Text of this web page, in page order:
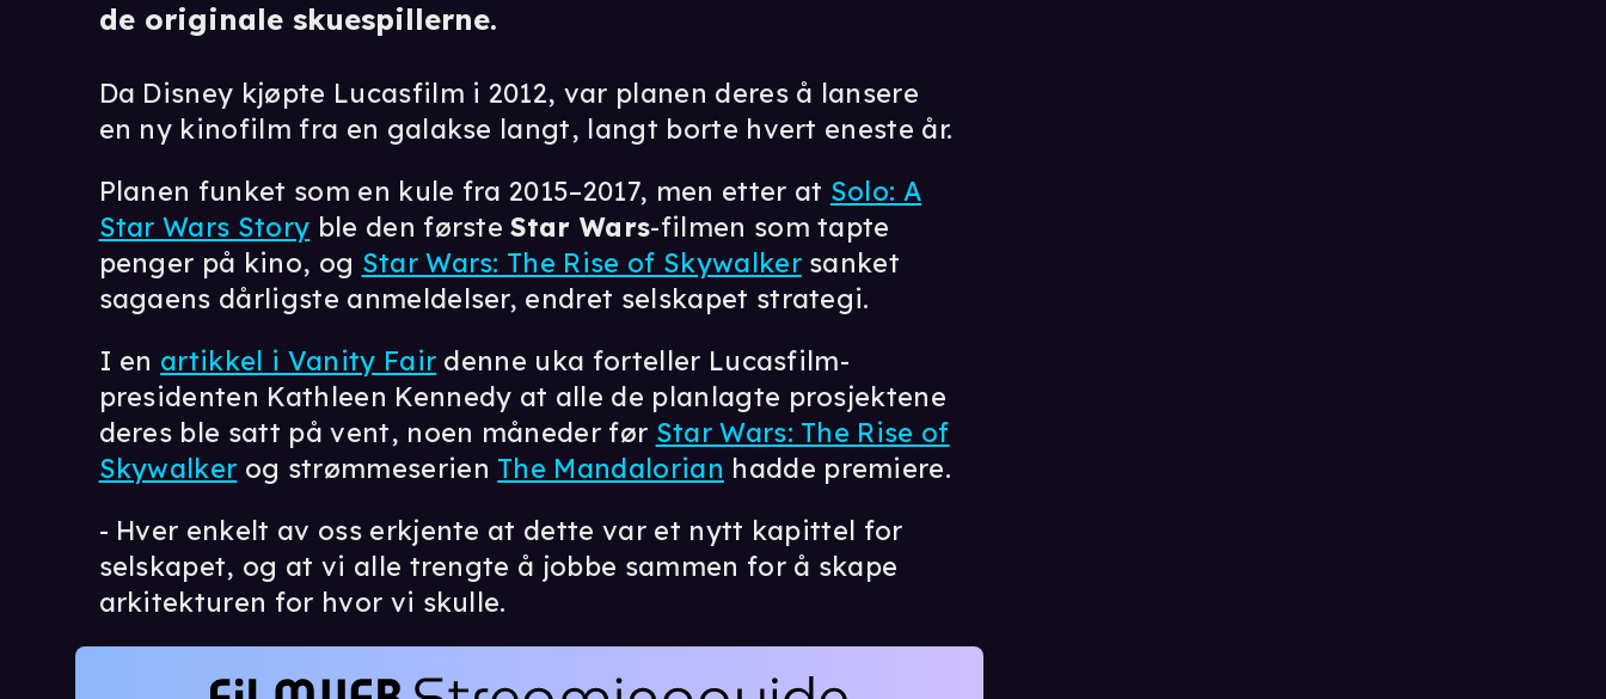
de originale skuespillerne.
Da Disney kjøpte Lucasfilm i 2012, var planen deres å lansere
en ny kinofilm fra en galakse langt, langt borte hvert eneste år.
Planen funket som en kule fra 2015–2017, men etter at Solo: A
Star Wars Story ble den førsteStar Wars-filmen som tapte
penger på kino, og Star Wars: The Rise of Skywalkersanket
sagaens dårligste anmeldelser, endret selskapet strategi.
I en artikkel i Vanity Fair denne uka forteller Lucasfilm-
presidenten Kathleen Kennedy at alle de planlagte prosjektene
deres ble satt på vent, noen måneder før Star Wars: The Rise of
Skywalker og strømmeserien The Mandalorian hadde premiere.
- Hver enkelt av oss erkjente at dette var et nytt kapittel for
selskapet, og at vi alle trengte å jobbe sammen for å skape
arkitekturen for hvor vi skulle.